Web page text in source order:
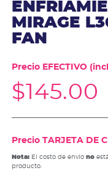
MIRAGE
FAN
Precio EFECTIVO
$145.00
Precio TARJETA DE
Nota:El costo de envío no
producto.